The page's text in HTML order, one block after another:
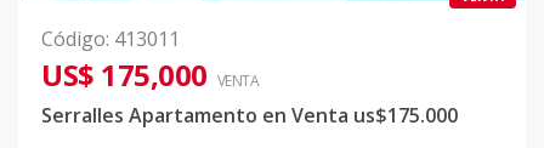
Código: 413011
US$ 175,000 VENTA
Serralles Apartamento en Venta us$175.000